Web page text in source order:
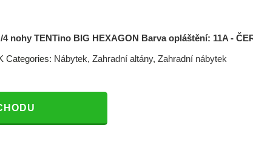
nohy TENTino BIG HEXAGON Barva opláštění: 11A -
Categories: Nábytek,Zahradní altány,Zahradní nábytek